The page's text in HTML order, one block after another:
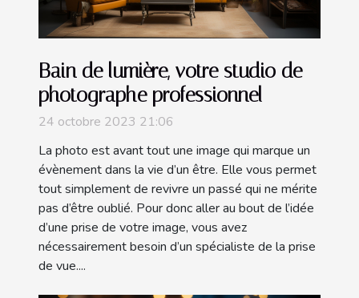
Bain de lumière, votre studio de
photographe professionnel
24 octobre 2023 21:06
La photo est avant tout une image qui marque un
évènement dans la vie d’un être. Elle vous permet
tout simplement de revivre un passé qui ne mérite
pas d’être oublié. Pour donc aller au bout de l’idée
d’une prise de votre image, vous avez
nécessairement besoin d’un spécialiste de la prise
de vue....